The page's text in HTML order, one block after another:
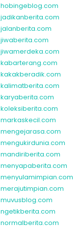
hobingeblog.com
jadikanberita.com
jalanberita.com
jiwaberita.com
jiwamerdeka.com
kabarterang.com
kakakberadik.com
kalimatberita.com
karyaberita.com
koleksiberita.com
markaskecil.com
mengejarasa.com
mengukirdunia.com
mandiriberita.com
menyapaberita.com
menyulamimpian.com
merajutimpian.com
muvusblog.com
ngetikberita.com
normalberita.com